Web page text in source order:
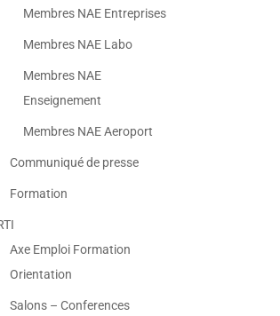
Membres NAE Entreprises
Membres NAE Labo
Membres NAE
Enseignement
Membres NAE Aeroport
Communiqué de presse
Formation
Axe Emploi Formation
Orientation
Salons – Conferences